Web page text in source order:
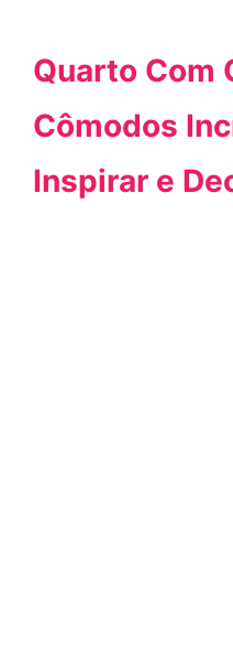
Quarto Com
Cômodos
Inspirar e